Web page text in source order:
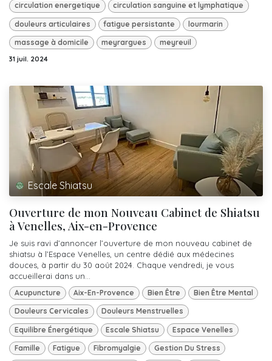
circulation energetique circulation sanguine et lymphatique
douleurs articulaires fatigue persistante lourmarin
massage à domicile meyrargues meyreuil
31 juil. 2024
Escale Shiatsu
Ouverture de mon Nouveau Cabinet de Shiatsu
à Venelles, Aix-en-Provence
Je suis ravi d’annoncer l’ouverture de mon nouveau cabinet de
shiatsu à l’Espace Venelles, un centre dédié aux médecines
douces, à partir du 30 août 2024. Chaque vendredi, je vous
accueillerai dans un...
Acupuncture Aix-En-Provence Bien Être Bien Être Mental
Douleurs Cervicales Douleurs Menstruelles
Equilibre Énergétique Escale Shiatsu Espace Venelles
Famille Fatigue Fibromyalgie Gestion Du Stress